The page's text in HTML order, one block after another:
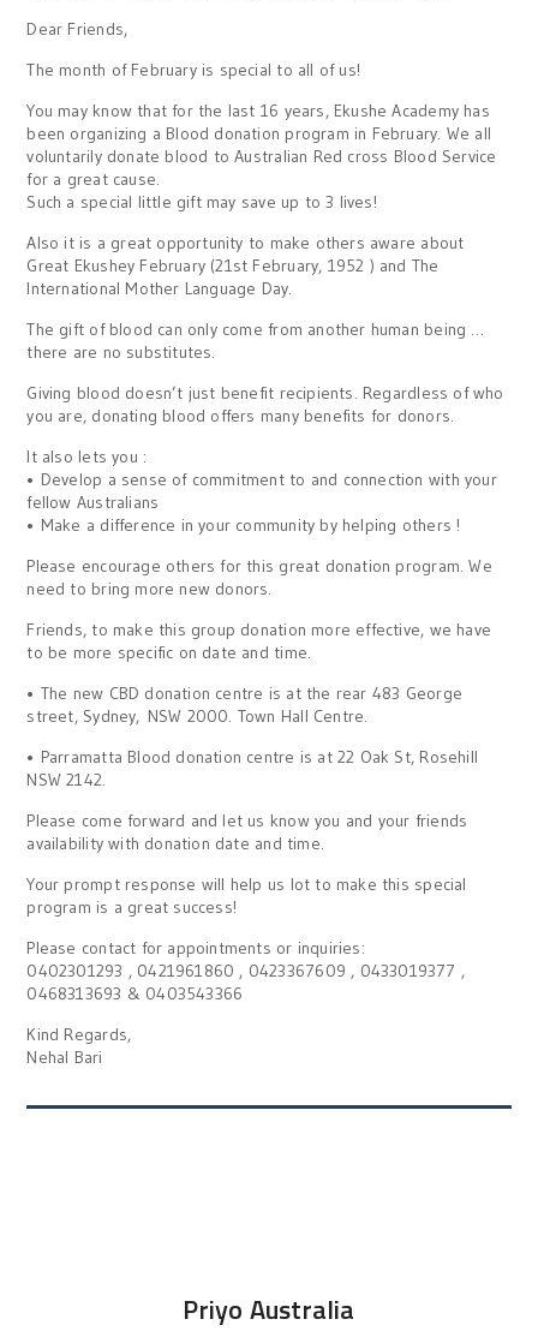
Dear Friends,
The month of February is special to all of us!
You may know that for the last 16 years, Ekushe Academy has
been organizing a Blood donation program in February. We all
voluntarily donate blood to Australian Red cross Blood Service
for a great cause.
Such a special little gift may save up to 3 lives!
Also it is a great opportunity to make others aware about
Great Ekushey February (21st February, 1952 ) and The
International Mother Language Day.
The gift of blood can only come from another human being …
there are no substitutes.
Giving blood doesn’t just benefit recipients. Regardless of who
you are, donating blood offers many benefits for donors.
It also lets you :
• Develop a sense of commitment to and connection with your
fellow Australians
• Make a difference in your community by helping others !
Please encourage others for this great donation program. We
need to bring more new donors.
Friends, to make this group donation more effective, we have
to be more specific on date and time.
• The new CBD donation centre is at the rear 483 George
street, Sydney, NSW 2000. Town Hall Centre.
• Parramatta Blood donation centre is at 22 Oak St, Rosehill
NSW 2142.
Please come forward and let us know you and your friends
availability with donation date and time.
Your prompt response will help us lot to make this special
program is a great success!
Please contact for appointments or inquiries:
0402301293 , 0421961860 , 0423367609 , 0433019377 ,
0468313693 & 0403543366
Kind Regards,
Nehal Bari
Priyo Australia